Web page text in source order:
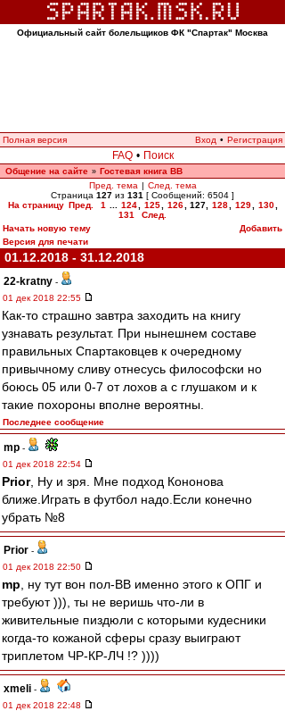
Официальный сайт болельщиков ФК "Спартак" Москва
Полная версия Вход • Регистрация
FAQ • Поиск
Общение на сайте » Гостевая книга ВВ
Пред. тема | След. тема
Страница 127 из 131 [ Сообщений: 6504 ]
На страницу Пред. 1 124 125 126 127 128 129 130
131
След.
Начать новую тему
Добавить
Версия для печати
01.12.2018 - 31.12.2018
22-kratny -
01 дек 2018 22:55
Как-то страшно завтра заходить на книгу
узнавать результат. При нынешнем составе
правильных Спартаковцев к очередному
привычному сливу отнесусь философски но
боюсь 05 или 0-7 от лохов а с глушаком и к
такие похороны вполне вероятны.
Последнее сообщение
mp -
01 дек 2018 22:54
Prior, Ну и зря. Мне подход Кононова
ближе.Играть в футбол надо.Если конечно
убрать №8
Prior -
01 дек 2018 22:50
mp , ну тут вон пол-ВВ именно этого к ОПГ и
требуют ))), ты не веришь что-ли в
живительные пиздюли с которыми кудесники
когда-то кожаной сферы сразу выиграют
триплетом ЧР-КР-ЛЧ !? ))))
xmeli -
01 дек 2018 22:48